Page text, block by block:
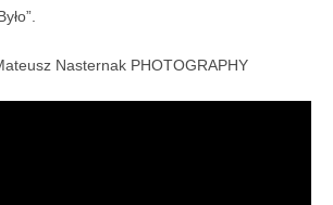
Nasternak PHOTOGRAPHY